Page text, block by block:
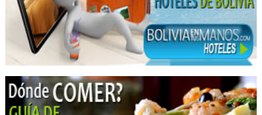
Ginecología
Médicos Ginecólogos y Obstetras
Médico ginecólogo
Cirugía general
Médico Cirujano